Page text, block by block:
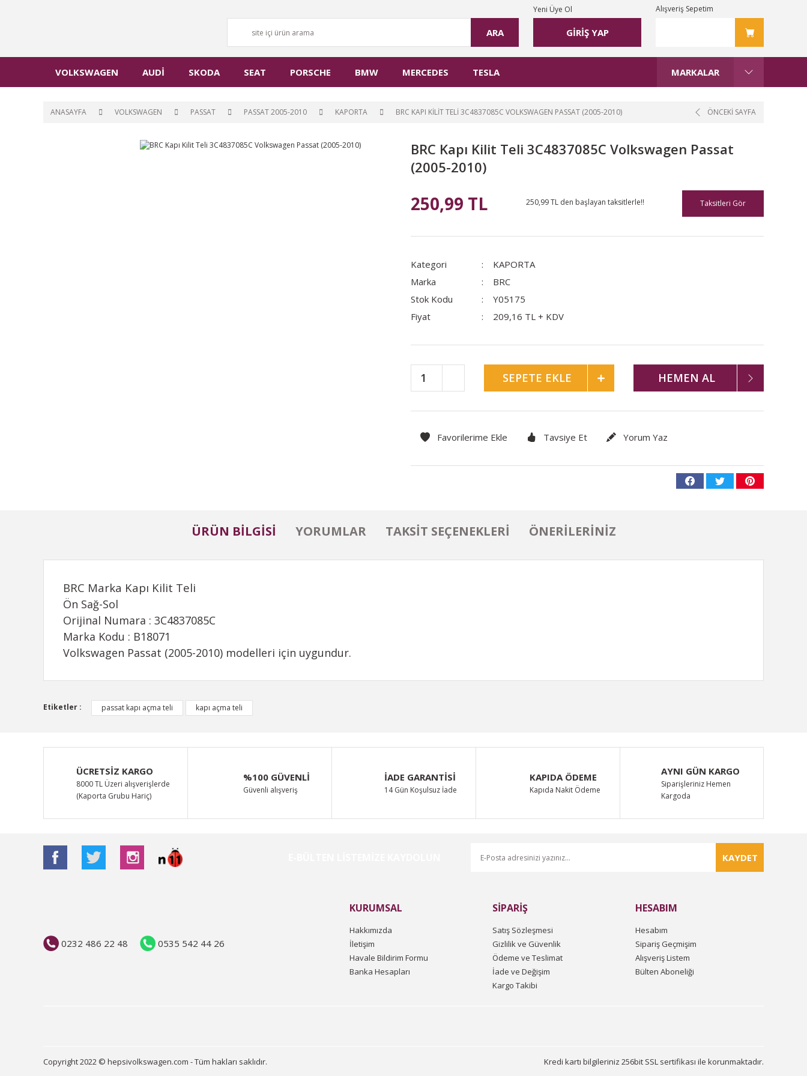
ARA GİRİŞ YAP
Yeni Üye Ol Alışveriş Sepetim
VOLKSWAGEN AUDİ SKODA SEAT PORSCHE BMW MERCEDES TESLA MARKALAR
ANASAYFA VOLKSWAGEN PASSAT PASSAT 2005-2010 KAPORTA BRC KAPI KILIT TELI 3C4837085C VOLKSWAGEN PASSAT (2005-2010) ÖNCEKİ SAYFA
BRC Kapı Kilit Teli 3C4837085C Volkswagen Passat
(2005-2010)
250,99 TL 250,99 TL den başlayan taksitlerle!! Taksitleri Gör
Kategori
KAPORTA
Marka
BRC
Stok Kodu
Y05175
Fiyat
209,16 TL + KDV
SEPETE EKLE HEMEN AL
Tavsiye Et Yorum Yaz
ÜRÜN BILGISI YORUMLAR TAKSIT SEÇENEKLERI ÖNERILERINIZ
BRC Marka Kapı Kilit Teli
Ön Sağ-Sol
Orijinal Numara : 3C4837085C
Marka Kodu : B18071
Volkswagen Passat (2005-2010) modelleri için uygundur.
Bu ürünün fiyat bilgisi, resim, ürün açıklamalarında ve diğer konularda yetersiz gördüğünüz noktaları öneri formunu kullanarak tarafımıza iletebilirsiniz.
Görüş ve önerileriniz için teşekkür ederiz.
Ürün resmi kalitesiz, bozuk veya görüntülenemiyor.
Ürün açıklamasında eksik bilgiler bulunuyor.
Ürün bilgilerinde hatalar bulunuyor.
Ürün fiyatı diğer sitelerden daha pahalı.
Etiketler : passat kapı açma teli kapı açma teli
ÜCRETSİZ KARGO
8000 TL Üzeri alışverişlerde
(Kaporta Grubu Hariç)
%100 GÜVENLİ
Güvenli alışveriş
İADE GARANTİSİ
14 Gün Koşulsuz İade
KAPIDA ÖDEME
Kapıda Nakit Ödeme
AYNI GÜN KARGO
Siparişleriniz Hemen
Kargoda
KAYDET
0232 486 22 48 0535 542 44 26
KURUMSAL
Hakkımızda
İletişim
Havale Bildirim Formu
Banka Hesapları
SİPARİŞ
Satış Sözleşmesi
Gizlilik ve Güvenlik
Ödeme ve Teslimat
İade ve Değişim
Kargo Takibi
HESABIM
Hesabım
Sipariş Geçmişim
Alışveriş Listem
Bülten Aboneliği
Copyright 2022 © hepsivolkswagen.com - Tüm hakları saklıdır. Kredi kartı bilgileriniz 256bit SSL sertifikası ile korunmaktadır.